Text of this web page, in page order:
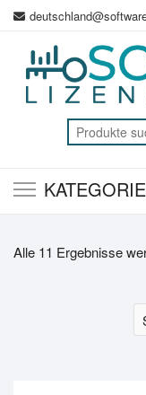
Zum
springen
Alle 11 Ergebnisse